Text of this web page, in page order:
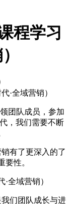
程学习
·全域营销）
团队成员，参加
，我们需要不断
有了更深入的了
要性。
们团队成长与进